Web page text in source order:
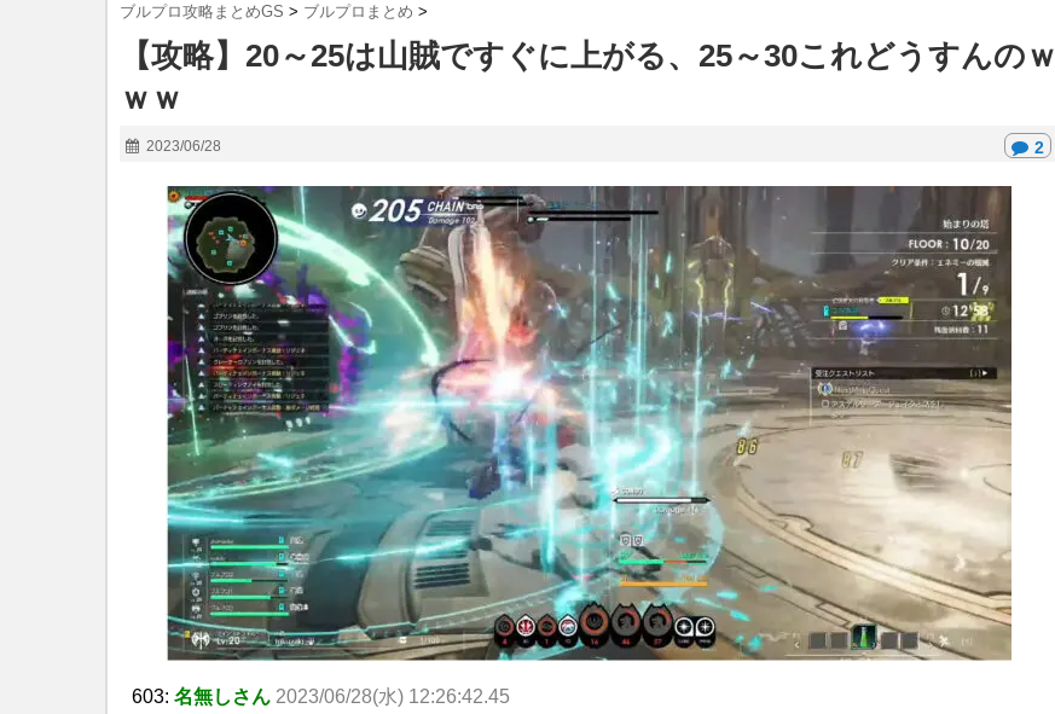
ブルプロ攻略まとめGS > ブルプロまとめ >
【攻略】20～25は山賊ですぐに上がる、25～30これどうすんのｗ
ｗｗ
2023/06/28 2
603: 名無しさん 2023/06/28(水) 12:26:42.45